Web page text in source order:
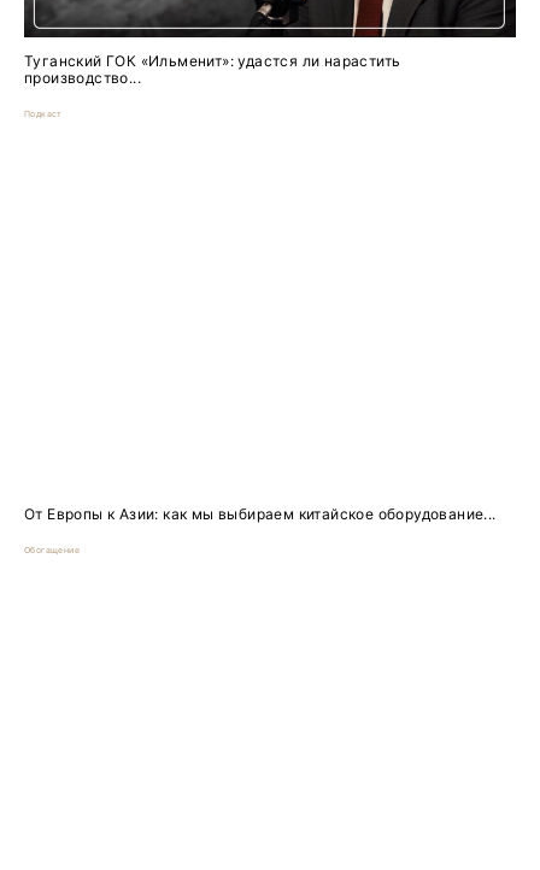
Туганский ГОК «Ильменит»: удастся ли нарастить
производство...
Подкаст
От Европы к Азии: как мы выбираем китайское оборудование...
Обогащение